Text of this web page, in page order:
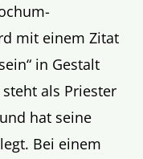
mit einem Zitat
in Gestalt
als Priester
hat seine
Bei einem